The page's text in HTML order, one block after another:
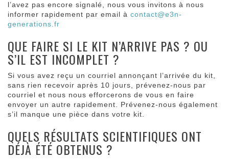
l’avez pas encore signalé, nous vous invitons à nous
informer rapidement par email à contact@e3n-
generations.fr
QUE FAIRE SI LE KIT N’ARRIVE PAS ? OU
S’IL EST INCOMPLET ?
Si vous avez reçu un courriel annonçant l’arrivée du kit,
sans rien recevoir après 10 jours, prévenez-nous par
courriel et nous nous efforcerons de vous en faire
envoyer un autre rapidement. Prévenez-nous également
s’il manque une pièce dans votre kit.
QUELS RÉSULTATS SCIENTIFIQUES ONT
DÉJÀ ÉTÉ OBTENUS ?